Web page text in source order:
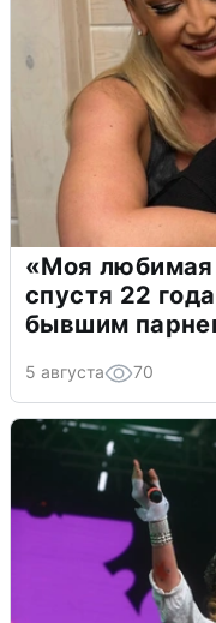
«Моя любимая
спустя 22
бывшим
5 августа 70